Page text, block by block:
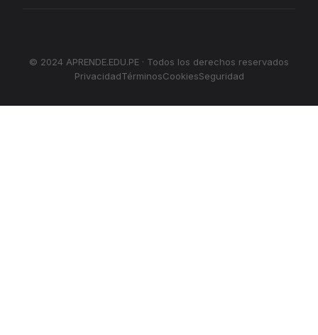
© 2024 APRENDE.EDU.PE · Todos los derechos reservados
PrivacidadTérminosCookiesSeguridad